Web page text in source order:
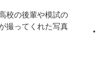
校の後輩や模試の
撮ってくれた写真